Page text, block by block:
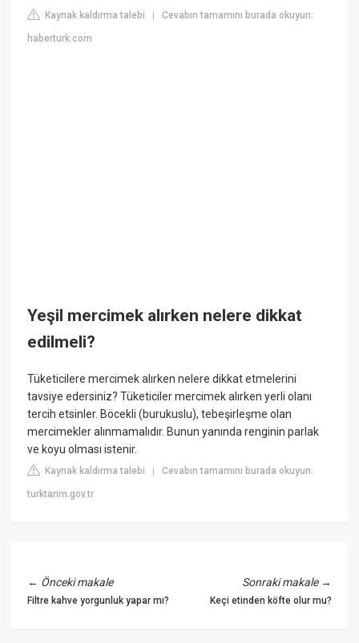
Kaynak kaldırma talebi |Cevabın tamamını burada okuyun:
haberturk.com
Yeşil mercimek alırken nelere dikkat
edilmeli?
Tüketicilere mercimek alırken nelere dikkat etmelerini
tavsiye edersiniz? Tüketiciler mercimek alırken yerli olanı
tercih etsinler. Böcekli (burukuslu), tebeşirleşme olan
mercimekler alınmamalıdır. Bunun yanında renginin parlak
ve koyu olması istenir.
Kaynak kaldırma talebi |Cevabın tamamını burada okuyun:
turktarim.gov.tr
← Önceki makale
Filtre kahve yorgunluk yapar mı?
Sonraki makale→
Keçi etinden köfte olur mu?